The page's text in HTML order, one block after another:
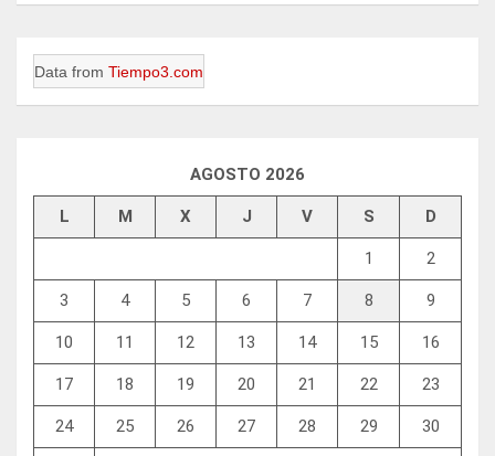
Data from Tiempo3.com
AGOSTO 2026
L M X J V S D
1 2
3 4 5 6 7 8 9
10 11 12 13 14 15 16
17 18 19 20 21 22 23
24 25 26 27 28 29 30